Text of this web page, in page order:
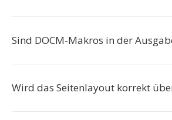
Sind DOCM-Makros in der
Wird das Seitenlayout korrekt